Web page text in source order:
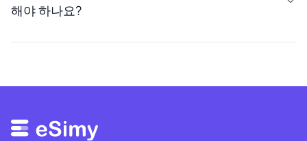
해야 하나요?